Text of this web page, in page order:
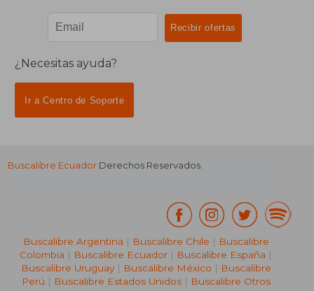
¿Necesitas ayuda?
Ir a Centro de Soporte
Buscalibre Ecuador Derechos Reservados.
Buscalibre Argentina | Buscalibre Chile | Buscalibre
Colombia | Buscalibre Ecuador | Buscalibre España |
Buscalibre Uruguay| Buscalibre México | Buscalibre
Perú | Buscalibre Estados Unidos| Buscalibre Otros